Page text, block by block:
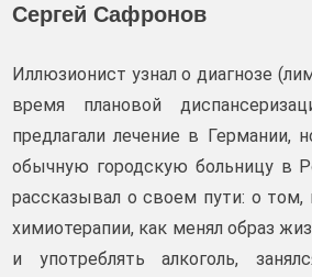
Сергей Сафронов
Иллюзионист узнал о диагнозе
время плановой
предлагали лечение в Германии,
обычную городскую больницу в
рассказывал о своем пути: о том,
химиотерапии, как менял образ
и употреблять алкоголь,